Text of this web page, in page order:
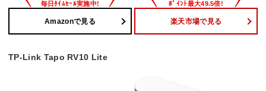
Amazonで見る 楽天市場で見る
TP-Link Tapo RV10 Lite